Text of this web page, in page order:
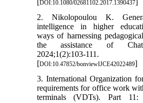
DOI:10.1080/02681102.2017.1390437]
2. Nikolopoulou K.
intelligence in higher
ways of harnessing
the assistance of
2024;1(2):103-111.
[DOI:10.47852/bonviewIJCE42022489]
3. International Organization
requirements for office work
terminals (VDTs). Part 11: